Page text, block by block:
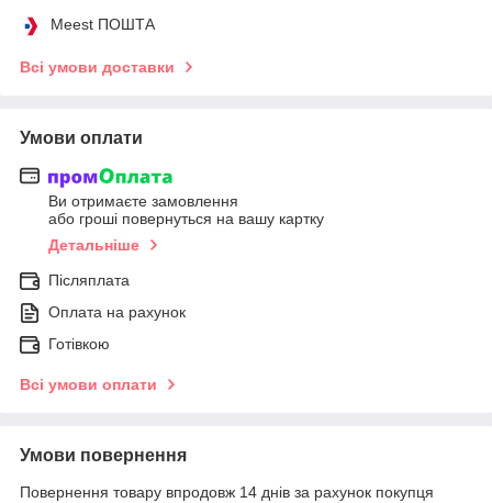
Meest ПОШТА
Всі умови доставки
Умови оплати
Ви отримаєте замовлення
або гроші повернуться на вашу картку
Детальніше
Післяплата
Оплата на рахунок
Готівкою
Всі умови оплати
Умови повернення
Повернення товару впродовж 14 днів за рахунок покупця